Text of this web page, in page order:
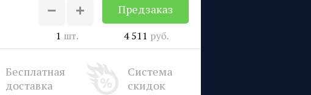
1 шт.
Предзаказ
4 511 руб.
Бесплатная
доставка
Система
скидок